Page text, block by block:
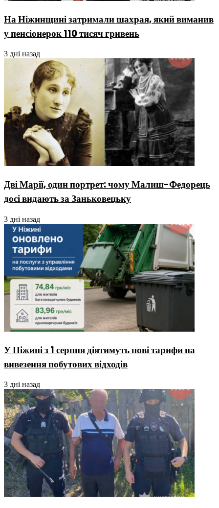
На Ніжинщині затримали шахрая, який виманив
у пенсіонерок 110 тисяч гривень
3 дні назад
Дві Марії, один портрет: чому Малиш-Федорець
досі видають за Заньковецьку
3 дні назад
У Ніжині з 1 серпня діятимуть нові тарифи на
вивезення побутових відходів
3 дні назад